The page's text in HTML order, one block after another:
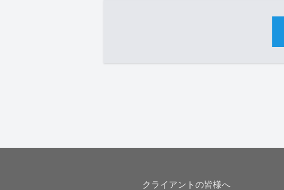
クライアントの皆様へ